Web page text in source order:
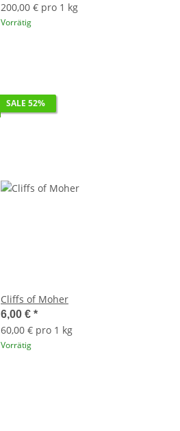
200,00 € pro 1 kg
Vorrätig
SALE 52%
Cliffs of Moher
6,00 € *
60,00 € pro 1 kg
Vorrätig